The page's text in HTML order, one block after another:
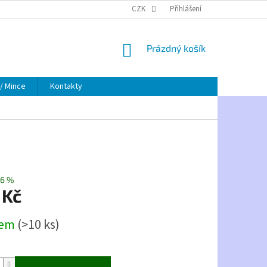
ZAKÁZKOVÁ VÝROBA MOJE OBJEDNÁVKA
CZK Přihlášení
NÁKUPNÍ
Prázdný košík
Mince
Kontakty
%
(>10 ks)